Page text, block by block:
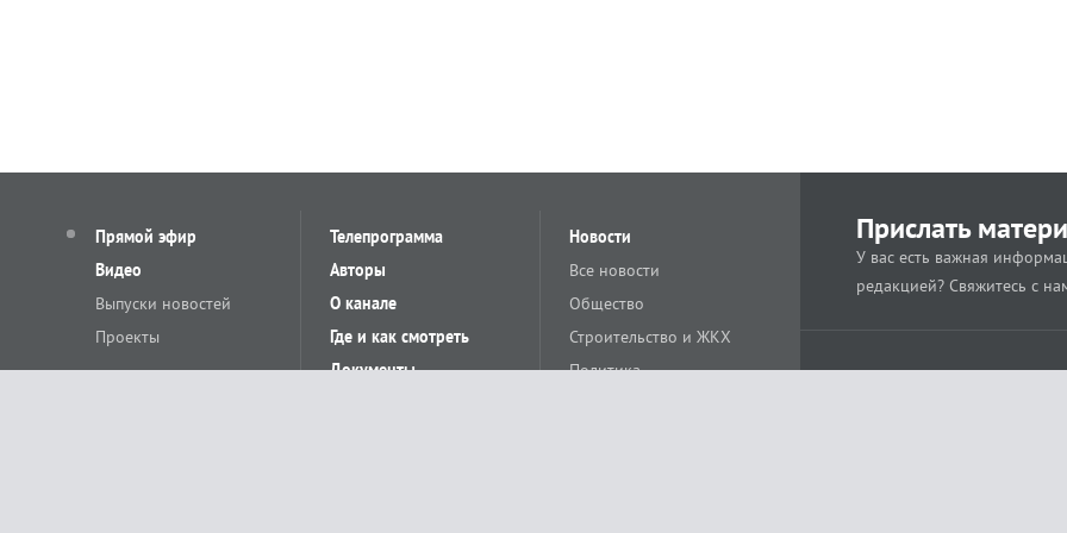
Прямой эфир
Видео
Выпуски новостей
Проекты
Телепрограмма
Авторы
О канале
Где и как смотреть
Документы
Новости
Все новости
Общество
Строительство и ЖКХ
Политика
Прислать
У вас есть важная
редакцией? Свяжитесь с